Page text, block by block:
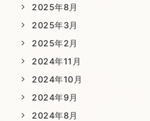
2025年8月
2025年3月
2025年2月
2024年11月
2024年10月
2024年9月
2024年8月